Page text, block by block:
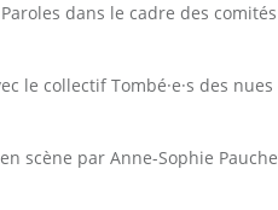
dans le cadre des
le collectif Tombé·e·s des
scène par Anne-Sophie